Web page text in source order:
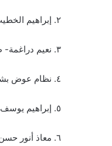
٢. إبراهيم الخطيب- رام الله
٣. نعيم دراغمة- طوباس
٤. نظام عوض بشارات- طمون قرب طوباس
٥. إبراهيم يوسف- قصرة جنوب نابلس
٦. معاذ أنور حسن- قصرة